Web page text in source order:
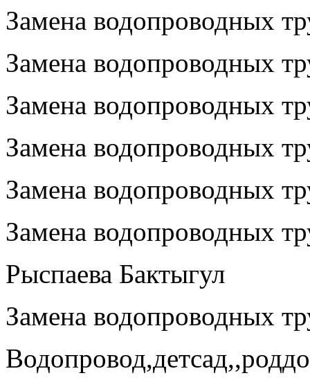
Замена водопроводных
Замена водопроводных
Замена водопроводных
Замена водопроводных
Замена водопроводных
Замена водопроводных
Рыспаева Бактыгул
Замена водопроводных